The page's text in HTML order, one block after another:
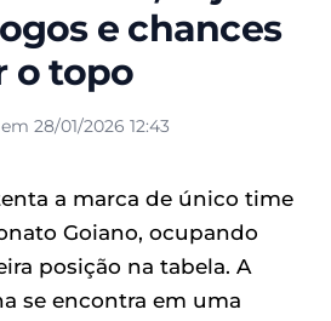
e chances
o topo
28/01/2026 12:43
a marca de único time
Goiano, ocupando
posição na tabela. A
se encontra em uma